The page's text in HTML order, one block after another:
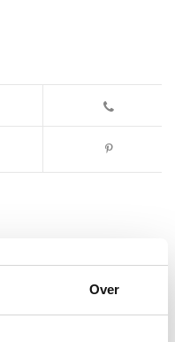
Over
delen. Deel jouw